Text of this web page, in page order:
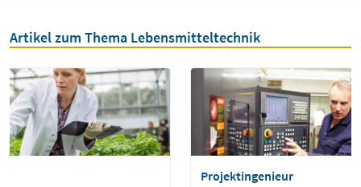
Artikel zum Thema Lebensmitteltechnik
Projektingenieur